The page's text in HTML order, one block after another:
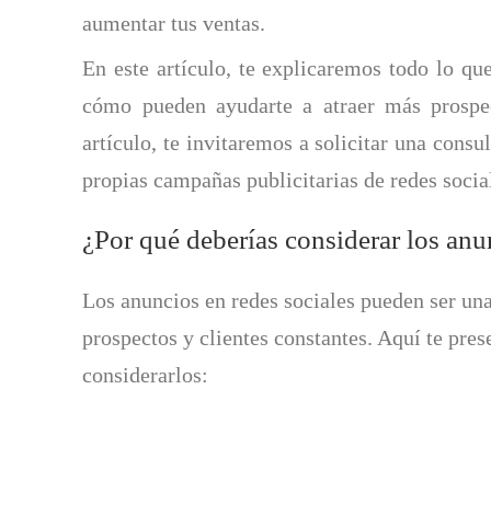
aumentar tus ventas.
En este artículo, te explicaremos todo lo
cómo pueden ayudarte a atraer más
artículo, te invitaremos a solicitar una
propias campañas publicitarias de redes
¿Por qué deberías considerar los
Los anuncios en redes sociales pueden ser
prospectos y clientes constantes. Aquí te
considerarlos: